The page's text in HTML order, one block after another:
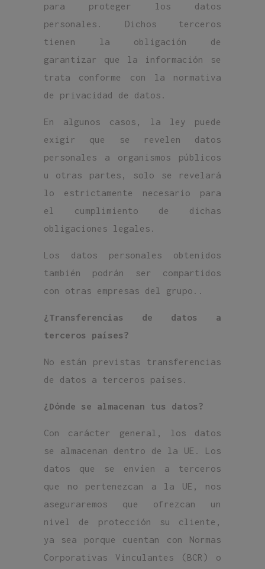
para proteger los datos
personales. Dichos terceros
tienen la obligación de
garantizar que la información se
trata conforme con la normativa
de privacidad de datos.
En algunos casos, la ley puede
exigir que se revelen datos
personales a organismos públicos
u otras partes, solo se revelará
lo estrictamente necesario para
el cumplimiento de dichas
obligaciones legales.
Los datos personales obtenidos
también podrán ser compartidos
con otras empresas del grupo..
¿Transferencias de datos a
terceros países?
No están previstas transferencias
de datos a terceros países.
¿Dónde se almacenan tus datos?
Con carácter general, los datos
se almacenan dentro de la UE. Los
datos que se envíen a terceros
que no pertenezcan a la UE, nos
aseguraremos que ofrezcan un
nivel de protección su cliente,
ya sea porque cuentan con Normas
Corporativas Vinculantes (BCR) o